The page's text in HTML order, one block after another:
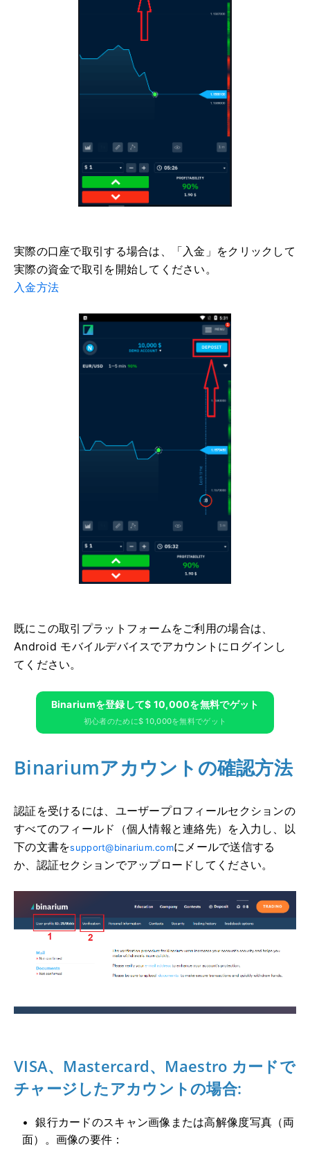
実際の口座で取引する場合は、「入金」をクリックして
実際の資金で取引を開始してください。
入金方法
既にこの取引プラットフォームをご利用の場合は、
Android モバイルデバイスでアカウントにログインし
てください。
Binariumを登録して$ 10,000を無料でゲット
初心者のために$ 10,000を無料でゲット
Binariumアカウントの確認方法
認証を受けるには、ユーザープロフィールセクションの
すべてのフィールド（個人情報と連絡先）を入力し、以
下の文書をsupport@binarium.comにメールで送信する
か、認証セクションでアップロードしてください。
VISA、Mastercard、Maestro カードで
チャージしたアカウントの場合:
銀行カードのスキャン画像または高解像度写真（両
面）。画像の要件：